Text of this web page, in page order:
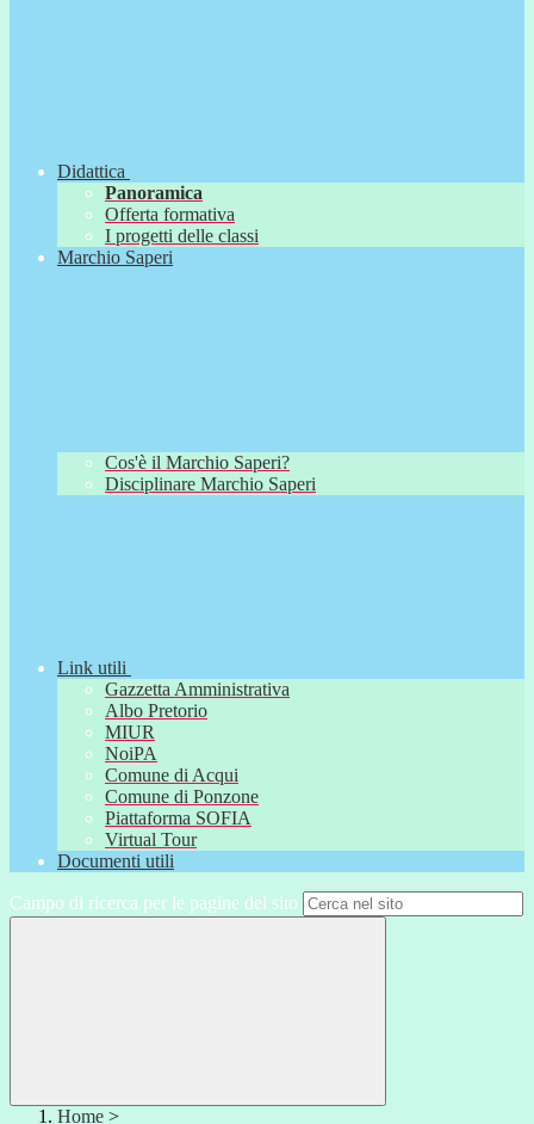
Didattica
Panoramica
Offerta formativa
I progetti delle classi
Marchio Saperi
Cos'è il Marchio Saperi?
Disciplinare Marchio Saperi
Link utili
Gazzetta Amministrativa
Albo Pretorio
MIUR
NoiPA
Comune di Acqui
Comune di Ponzone
Piattaforma SOFIA
Virtual Tour
Documenti utili
Campo di ricerca per le pagine del sito
Home >